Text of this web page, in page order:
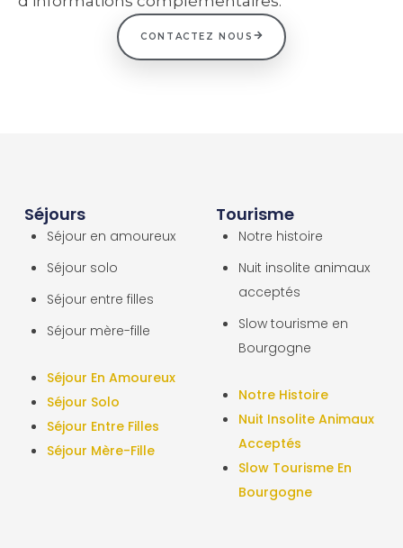
CONTACTEZ NOUS
Séjours
Séjour en amoureux
Séjour solo
Séjour entre filles
Séjour mère-fille
Séjour En Amoureux
Séjour Solo
Séjour Entre Filles
Séjour Mère-Fille
Tourisme
Notre histoire
Nuit insolite animaux
acceptés
Slow tourisme en
Bourgogne
Notre Histoire
Nuit Insolite Animaux
Acceptés
Slow Tourisme En
Bourgogne